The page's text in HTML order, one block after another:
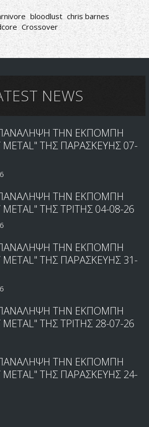
bloodlust chris barnes
Crossover
NEWS
ΤΗΝ ΕΚΠΟΜΠΗ
METAL" ΤΗΣ ΠΑΡΑΣΚΕΥΗΣ 07-
ΤΗΝ ΕΚΠΟΜΠΗ
METAL" ΤΗΣ ΤΡΙΤΗΣ 04-08-26
ΤΗΝ ΕΚΠΟΜΠΗ
METAL" ΤΗΣ ΠΑΡΑΣΚΕΥΗΣ 31-
ΤΗΝ ΕΚΠΟΜΠΗ
METAL" ΤΗΣ ΤΡΙΤΗΣ 28-07-26
ΤΗΝ ΕΚΠΟΜΠΗ
METAL" ΤΗΣ ΠΑΡΑΣΚΕΥΗΣ 24-